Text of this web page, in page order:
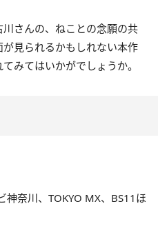
さんの、ねことの念願の共
見られるかもしれない本作
みてはいかがでしょうか。
奈川、TOKYO MX、BS11ほ